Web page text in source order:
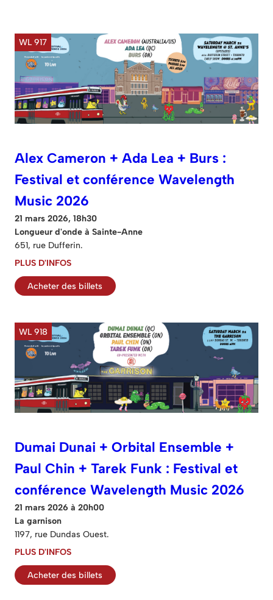
WL 917
Alex Cameron + Ada Lea + Burs :
Festival et conférence Wavelength
Music 2026
21 mars 2026, 18h30
Longueur d'onde à Sainte-Anne
651, rue Dufferin.
PLUS D'INFOS
Acheter des billets
WL 918
Dumai Dunai + Orbital Ensemble +
Paul Chin + Tarek Funk : Festival et
conférence Wavelength Music 2026
21 mars 2026 à 20h00
La garnison
1197, rue Dundas Ouest.
PLUS D'INFOS
Acheter des billets